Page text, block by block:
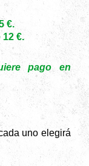
€.
€.
pago en
uno elegirá